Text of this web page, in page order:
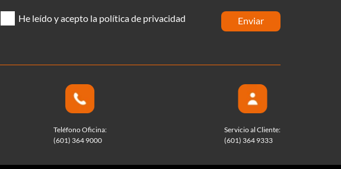
He leído y acepto la política de privacidad enviar
Teléfono Oficina:
(601) 364 9000
Servicio al Cliente:
(601) 364 9333